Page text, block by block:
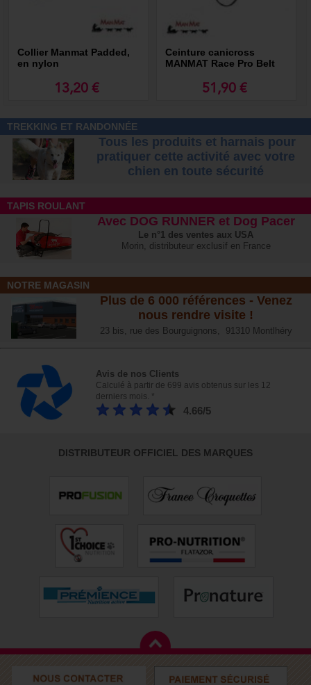
Collier Manmat Padded,
en nylon
13,20 €
Ceinture canicross
MANMAT Race Pro Belt
51,90 €
TREKKING ET RANDONNÉE
Tous les produits et harnais pour
pratiquer cette activité avec votre
chien en toute sécurité
TAPIS ROULANT
Avec DOG RUNNER et Dog Pacer
Le n°1 des ventes aux USA
Morin, distributeur exclusif en France
NOTRE MAGASIN
Plus de 6 000 références - Venez
nous rendre visite !
23 bis, rue des Bourguignons, 91310 Montlhéry
Avis de nos Clients
Calculé à partir de 699 avis obtenus sur les 12
derniers mois. *
4.66/5
DISTRIBUTEUR OFFICIEL DES MARQUES